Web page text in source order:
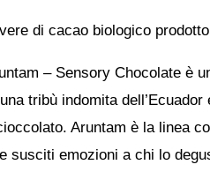
di cacao biologico
– Sensory Chocolate è
tribù indomita
Aruntam è la linea
susciti emozioni a chi lo